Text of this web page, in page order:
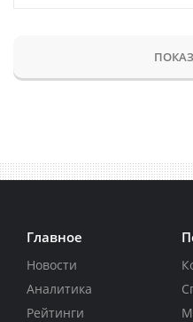
Главное
Новости
Аналитика
Рейтинги